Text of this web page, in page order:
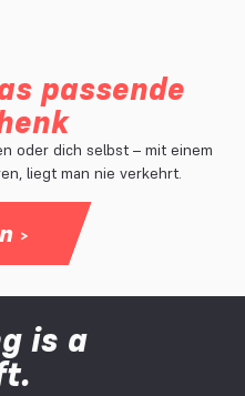
passende
oder dich selbst – mit einem
liegt man nie verkehrt.
˃
is a